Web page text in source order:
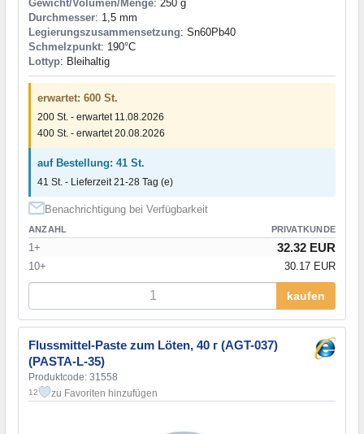
Gewicht/Volumen/Menge: 250 g
Durchmesser: 1,5 mm
Legierungszusammensetzung: Sn60Pb40
Schmelzpunkt: 190°С
Lottyp: Bleihaltig
erwartet: 600 St.
200 St. - erwartet 11.08.2026
400 St. - erwartet 20.08.2026
auf Bestellung: 41 St.
41 St. - Lieferzeit 21-28 Tag (e)
Benachrichtigung bei Verfügbarkeit
ANZAHL PRIVATKUNDE
1+ 32.32 EUR
10+ 30.17 EUR
kaufen
Flussmittel-Paste zum Löten, 40 г (AGT-037)
(PASTA-L-35)
Produktcode: 31558
12 zu Favoriten hinzufügen